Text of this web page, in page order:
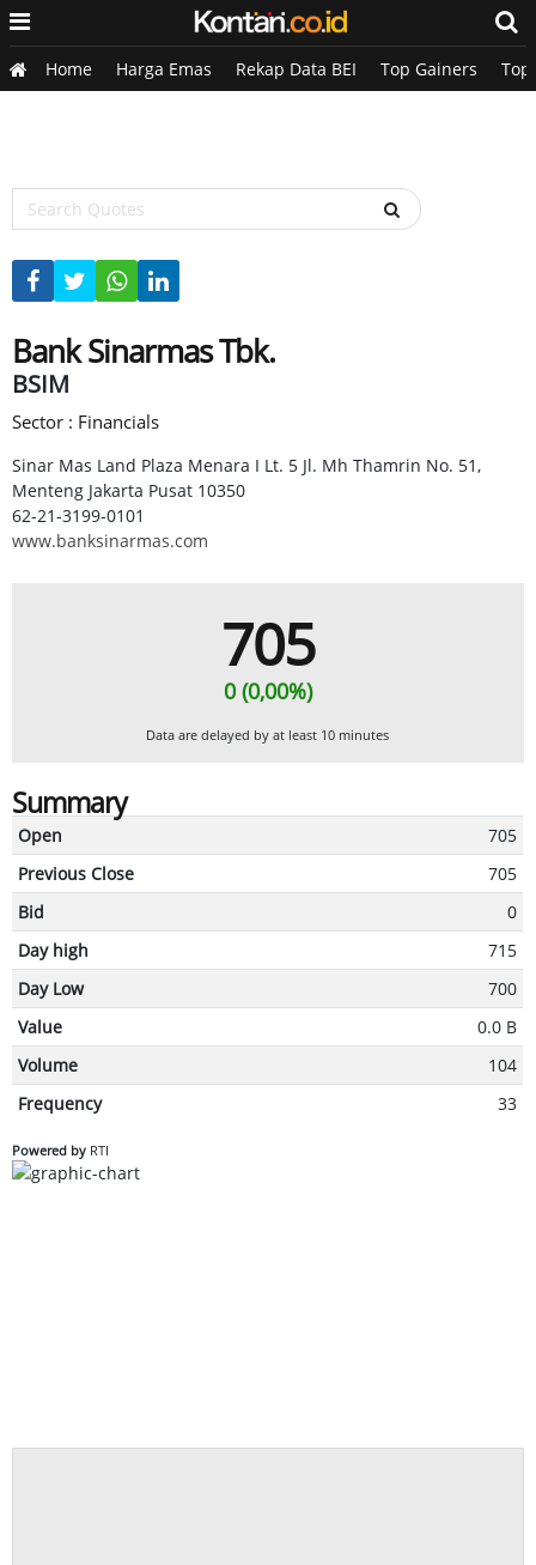
Home Harga Emas Rekap Data BEI Top Gainers Top
Bank Sinarmas Tbk.
BSIM
Sector : Financials
Sinar Mas Land Plaza Menara I Lt. 5 Jl. Mh Thamrin No. 51,
Menteng Jakarta Pusat 10350
62-21-3199-0101
www.banksinarmas.com
705
0 (0,00%)
Data are delayed by at least 10 minutes
Summary
Open
705
Previous Close
705
Bid
0
Day high
715
Day Low
700
Value
0.0 B
Volume
104
Frequency
33
Powered by RTI